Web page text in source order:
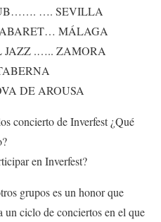
…. SEVILLA
MÁLAGA
.….. ZAMORA
DE AROUSA
concierto de Inverfest ¿Qué
en Inverfest?
grupos es un honor que
un ciclo de conciertos en el que